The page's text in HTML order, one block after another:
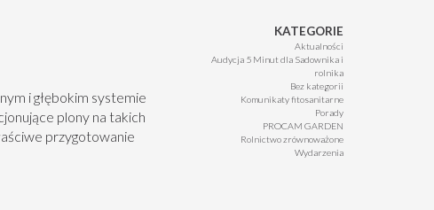
i głębokim systemie
plony na takich
przygotowanie
KATEGORIE
Aktualności
Audycja 5 Minut dla Sadownika i
rolnika
Bez kategorii
Komunikaty fitosanitarne
Porady
PROCAM GARDEN
Rolnictwo zrównoważone
Wydarzenia